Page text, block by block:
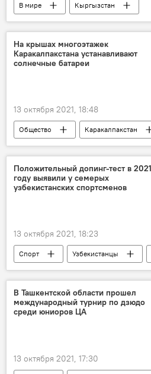
В мире
Кыргызстан
кабинет министров
назначение
На крышах многоэтажек
Каракалпакстана устанавливают
солнечные батареи
13 октября 2021, 18:48
Общество
Каракалпакстан
Министерство энергетики Узбекистана
солнечная батарея
Положительный допинг-тест в 2021
году выявили у семерых
узбекистанских спортсменов
13 октября 2021, 18:23
Спорт Узбекистанцы
допинг
допинг-пробы
В Ташкентской области прошел
международный турнир по дзюдо
среди юниоров ЦА
13 октября 2021, 17:30